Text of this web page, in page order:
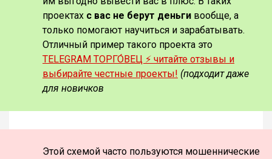
проектах с вас не берут деньги вообще, а
только помогают научиться и зарабатывать.
Отличный пример такого проекта это
TELEGRAM ТОРГО́ВЕЦ ⚡️ читайте отзывы и
выбирайте честные проекты! (подходит даже
для новичков
Этой схемой часто пользуются мошеннические